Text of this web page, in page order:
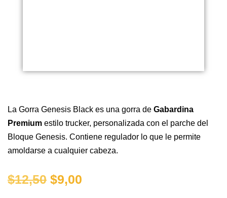
La Gorra Genesis Black es una gorra de Gabardina
Premium estilo trucker, personalizada con el parche del
Bloque Genesis. Contiene regulador lo que le permite
amoldarse a cualquier cabeza.
$12,50 $9,00